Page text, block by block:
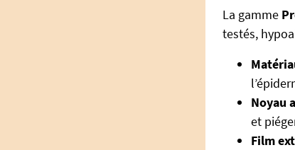
La gamme
testés,
Noyau
et
Film